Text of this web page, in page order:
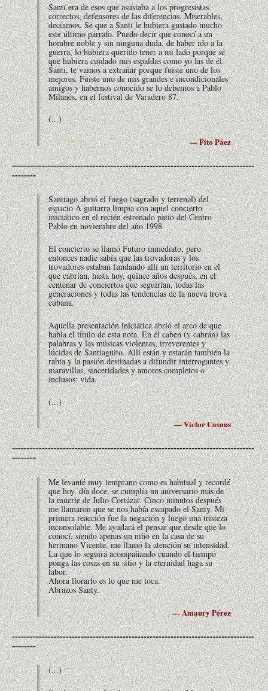
Santi era de esos que asustaba a los progresistas
correctos, defensores de las diferencias. Miserables,
decíamos. Sé que a Santi le hubiera gustado mucho
este último párrafo. Puedo decir que conocí a un
hombre noble y sin ninguna duda, de haber ido a la
guerra, lo hubiera querido tener a mi lado porque sé
que hubiera cuidado mis espaldas como yo las de él.
Santi, te vamos a extrañar porque fuiste uno de los
mejores. Fuiste uno de mis grandes e incondicionales
amigos y habernos conocido se lo debemos a Pablo
Milanés, en el festival de Varadero 87.
(...)
— Fito Páez
---------------------------------------------------------------------------------
--------
Santiago abrió el fuego (sagrado y terrenal) del
espacio A guitarra limpia con aquel concierto
iniciático en el recién estrenado patio del Centro
Pablo en noviembre del año 1998.
El concierto se llamó Futuro inmediato, pero
entonces nadie sabía que las trovadoras y los
trovadores estaban fundando allí un territorio en el
que cabrían, hasta hoy, quince años después, en el
centenar de conciertos que seguirían, todas las
generaciones y todas las tendencias de la nueva trova
cubana.
Aquella presentación iniciática abrió el arco de que
habla el título de esta nota. En él caben (y cabrán) las
palabras y las músicas violentas, irreverentes y
lúcidas de Santiaguito. Allí están y estarán también la
rabia y la pasión destinadas a difundir interrogantes y
maravillas, sinceridades y amores completos o
inclusos: vida.
(...)
— Víctor Casaus
---------------------------------------------------------------------------------
--------
Me levanté muy temprano como es habitual y recordé
que hoy, día doce, se cumplía un aniversario más de
la muerte de Julio Cortázar. Cinco minutos después
me llamaron que se nos había escapado el Santy. Mi
primera reacción fue la negación y luego una tristeza
inconsolable. Me ayudará el pensar que desde que lo
conocí, siendo apenas un niño en la casa de su
hermano Vicente, me llamó la atención su intensidad.
La que lo seguirá acompañando cuando el tiempo
ponga las cosas en su sitio y la eternidad haga su
labor.
Ahora llorarlo es lo que me toca.
Abrazos Santy.
— Amaury Pérez
---------------------------------------------------------------------------------
--------
(...)